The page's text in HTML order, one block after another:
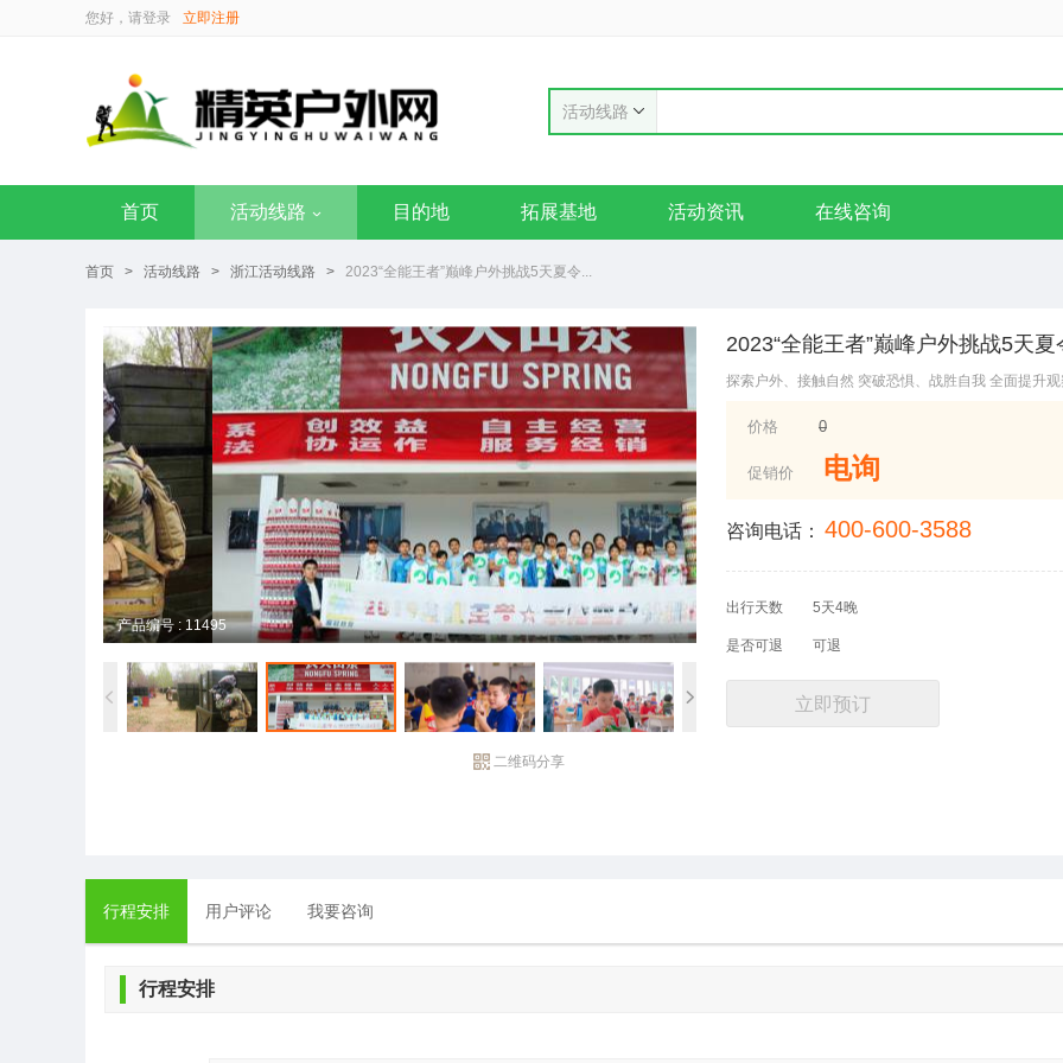
您好，请登录 立即注册
活动线路
首页 活动线路 目的地 拓展基地 活动资讯 在线咨询
首页 > 活动线路 > 浙江活动线路 > 2023“全能王者”巅峰户外挑战5天夏令...
产品编号 : 11495
二维码分享
2023“全能王者”巅峰户外挑战5天
探索户外、接触自然 突破恐惧、战胜自我 全面提升
价格 0
促销价 电询
咨询电话： 400-600-3588
出行天数 5天4晚
是否可退 可退
立即预订
行程安排 用户评论 我要咨询
行程安排